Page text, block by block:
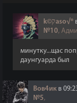
k©קaso√®
№10,
минутку...щас
даунгуарда был
Вов4ик в
№5,